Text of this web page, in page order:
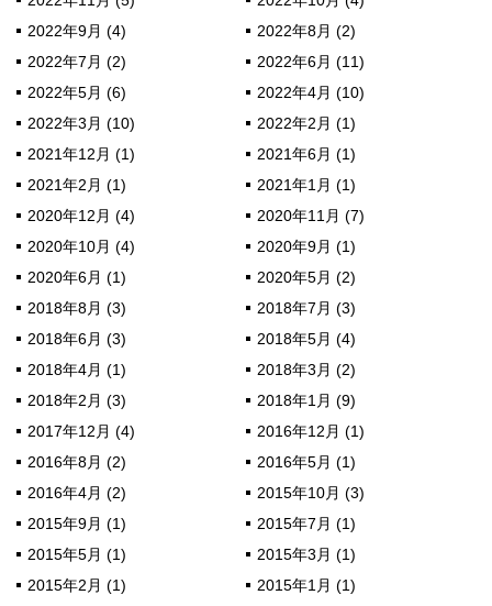
2022年9月 (4)
2022年8月 (2)
2022年7月 (2)
2022年6月 (11)
2022年5月 (6)
2022年4月 (10)
2022年3月 (10)
2022年2月 (1)
2021年12月 (1)
2021年6月 (1)
2021年2月 (1)
2021年1月 (1)
2020年12月 (4)
2020年11月 (7)
2020年10月 (4)
2020年9月 (1)
2020年6月 (1)
2020年5月 (2)
2018年8月 (3)
2018年7月 (3)
2018年6月 (3)
2018年5月 (4)
2018年4月 (1)
2018年3月 (2)
2018年2月 (3)
2018年1月 (9)
2017年12月 (4)
2016年12月 (1)
2016年8月 (2)
2016年5月 (1)
2016年4月 (2)
2015年10月 (3)
2015年9月 (1)
2015年7月 (1)
2015年5月 (1)
2015年3月 (1)
2015年2月 (1)
2015年1月 (1)